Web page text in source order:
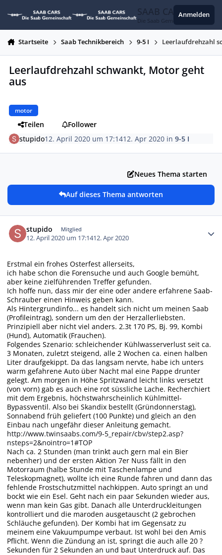
SAAB CARS
Die Saab Gemeinschaft
Anmelden
Startseite Saab Technikbereich 9-5 I Leerlaufdrehzahl
Leerlaufdrehzahl schwankt, Motor geht
aus
motor
Teilen
Follower
stupido12. April 2020 um 17:1412. Apr 2020 in9-5 I
Neues Thema starten
Auf dieses Thema antworten
stupido Mitglied
12. April 2020 um 17:1412. Apr 2020
Erstmal ein frohes Osterfest allerseits,
ich habe schon die Forensuche und auch Google bemüht,
aber keine zielführenden Treffer gefunden.
Ich hoffe nun, dass mir der eine oder andere erfahrene Saab-
Schrauber einen Hinweis geben kann.
Als Hintergrundinfo... es handelt sich nicht um meinen Saab
(Profileintrag), sondern um den der Herzallerliebsten.
Prinzipiell aber nicht viel anders. 2.3t 170 PS, Bj. 99, Kombi
(Hund), Automatik (Frauchen).
Folgendes Szenario: schleichender Kühlwasserverlust seit ca.
3 Monaten, zuletzt steigend, alle 2 Wochen ca. einen halben
Liter draufgekippt. Da das langsam nervte, habe ich unters
warm gefahrene Auto über Nacht mal eine Pappe drunter
gelegt. Am morgen in Höhe Spritzwand leicht links versetzt
(von vorn) gab es auch eine rot süssliche Lache. Recherchiert
mit dem Ergebnis, höchstwahrscheinlich Kühlmittel-
Bypassventil. Also bei Skandix bestellt (Gründonnerstag),
Sonnabend früh geliefert (100 Punkte) und gleich an den
Einbau nach ungefähr dieser Anleitung gemacht.
http://www.twinsaabs.com/9-5_repair/cbv/step2.asp?
nsteps=2&nointro=1#TOP
Nach ca. 2 Stunden (man trinkt auch gern mal ein Bier
nebenher) und der ersten Aktion 7er Nuss fällt in den
Motorraum (halbe Stunde mit Taschenlampe und
Teleskopmagnet), wollte ich eine Runde fahren und dann das
fehlende Frostschutzmittel nachkippen. Auto springt an und
bockt wie ein Esel. Geht nach ein paar Sekunden wieder aus,
wenn man kein Gas gibt. Danach alle Unterdruckleitungen
kontrolliert und die maroden ausgetauscht (2 gebrochen
Schläuche gefunden). Der Kombi hat im Gegensatz zu
meinem eine Vakuumpumpe verbaut. Ist wohl bei den Amis
Pflicht. Wenn die Zündung an ist, springt die auch alle 20 ?
Sekunden für 2 Sekunden an und baut Unterdruck auf. Das